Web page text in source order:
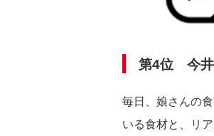
第4位 今井
毎日、娘さんの
いる食材と、リ